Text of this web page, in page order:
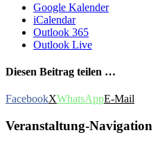
Google Kalender
iCalendar
Outlook 365
Outlook Live
Diesen Beitrag teilen …
FacebookXWhatsAppE-Mail
Veranstaltung-Navigation